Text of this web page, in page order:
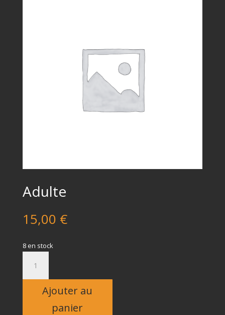
Adulte
15,00 €
8 en stock
Adulte
Ajouter au
panier